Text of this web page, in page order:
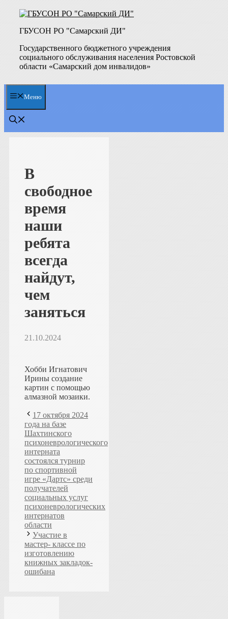
Перейти
к
содержимому
ГБУСОН РО "Самарский ДИ"
Государственного бюджетного учреждения
социального обслуживания населения Ростовской
области «Самарский дом инвалидов»
Меню
В
свободное
время
наши
ребята
всегда
найдут,
чем
заняться
21.10.2024
Хобби Игнатович
Ирины создание
картин с помощью
алмазной мозаики.
17 октября 2024
года на базе
Шахтинского
психоневрологического
интерната
состоялся турнир
по спортивной
игре «Дартс» среди
получателей
социальных услуг
психоневрологических
интернатов
области
Участие в
мастер- классе по
изготовлению
книжных закладок-
ошибана